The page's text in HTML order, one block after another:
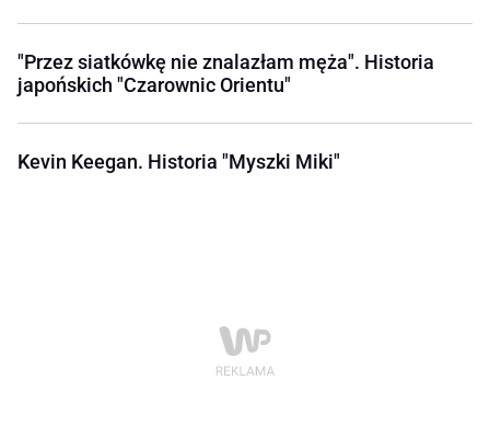
"Przez siatkówkę nie znalazłam męża". Historia
japońskich "Czarownic Orientu"
Kevin Keegan. Historia "Myszki Miki"